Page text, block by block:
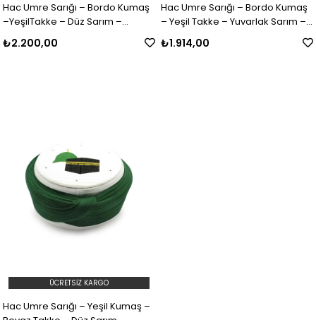
Hac Umre Sarığı – Bordo Kumaş
–YeşilTakke – Düz Sarım –
Mekke-Medine – 7 Metre
₺2.200,00
Hac Umre Sarığı – Bordo Kumaş
– Yeşil Takke – Yuvarlak Sarım –
Mekke-Medine – 5 Metre
₺1.914,00
Hac Umre Sarığı – Yeşil Kumaş –
ÜCRETSIZ KARGO